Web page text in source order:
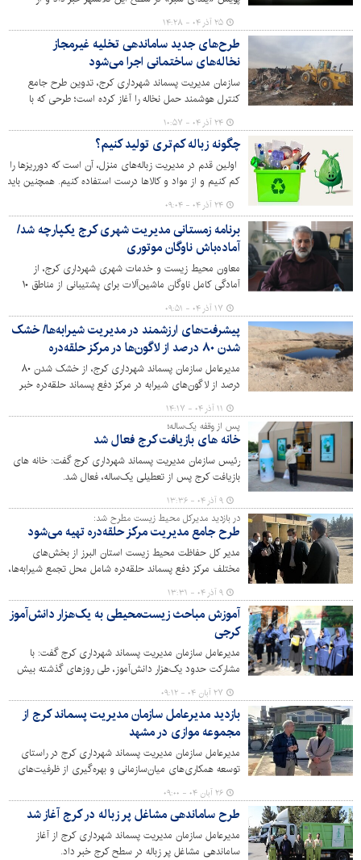
شهروندان دعوت کرد به این پویش بپیوندند.
۲۵ آذر ۰۴ - ۱۴:۲۸
طرح‌های جدید ساماندهی تخلیه غیرمجاز
نخاله‌های ساختمانی اجرا می‌شود
سازمان مدیریت پسماند شهرداری کرج، تدوین طرح جامع
کنترل هوشمند حمل نخاله را آغاز کرده است؛ طرحی که با
استفاده از فناوری‌های نوین و مشارکت شهروندان، امکان
ردیابی، نظارت و کنترل دقیق بر حمل و نقل نخاله‌ها را فراهم
خواهد کرد.
۲۴ آذر ۰۴ - ۱۰:۵۷
چگونه زباله کم‌تری تولید کنیم؟
اولین قدم در مدیریت زباله‌های منزل، آن است که دورریزها را
کم کنیم و از مواد و کالاها درست استفاده کنیم. همچنین باید
راه‌های استفاده مجدد را یاد بگیریم و در نهایت زباله‌های منزل
را تفکیک کنیم.
۲۴ آذر ۰۴ - ۰۹:۰۴
برنامه زمستانی مدیریت شهری کرج یکپارچه شد/
آماده‌باش ناوگان موتوری
معاون محیط زیست و خدمات شهری شهرداری کرج، از
آمادگی کامل ناوگان ماشین‌آلات برای پشتیبانی از مناطق ۱۰
گانه در عملیات زمستانی خبر داد و گفت: جلسه هماهنگی
برای این منظور برگزار شده است.
۱۷ آذر ۰۴ - ۰۹:۵۱
پیشرفت‌های ارزشمند در مدیریت شیرابه‌ها/ خشک
شدن ۸۰ درصد از لاگون‌ها در مرکز حلقه‌دره
مدیرعامل سازمان پسماند شهرداری کرج، از خشک شدن ۸۰
درصد از لاگون‌های شیرابه در مرکز دفع پسماند حلقه‌دره خبر
داد و اعلام کرد: در حال حاضر عملیات اجرایی ایزوله‌سازی و
تقویت دیواره حوضچه‌های ذخیره‌سازی با استفاده از
روش‌های علمی آغاز شده است.
۱۱ آذر ۰۴ - ۱۴:۱۷
پس از وقفه یک‌ساله؛
خانه های بازیافت کرج فعال شد
رئیس سازمان مدیریت پسماند شهرداری کرج گفت: خانه های
بازیافت کرج پس از تعطیلی یک‌ساله، فعال شد.
۹ آذر ۰۴ - ۱۳:۳۶
در بازدید مدیرکل محیط زیست مطرح شد:
طرح جامع مدیریت مرکز حلقه‌دره تهیه می‌شود
مدیر کل حفاظت محیط زیست استان البرز از بخش‌های
مختلف مرکز دفع پسماند حلقه‌دره شامل محل تجمع شیرابه‌ها،
دفن پسماند، خط تولید کمپوست، لندفیل مهندسی- بهداشتی
و بخش بی‌خطرسازی پسماندهای پزشکی بازدید کرد.
۹ آذر ۰۴ - ۱۳:۳۱
آموزش مباحث زیست‌محیطی به یک‌هزار دانش‌آموز
کرجی
مدیرعامل سازمان مدیریت پسماند شهرداری کرج گفت: با
مشارکت حدود یک‌هزار دانش‌آموز، طی روزهای گذشته بیش
از ۱۰ مدرسه تحت پوشش طرح‌های آموزشی سه‌شنبه‌های سبز
و مدرسه سبز- شهر پاک قرار گرفتند.
۲۷ آبان ۰۴ - ۰۹:۱۲
بازدید مدیرعامل سازمان مدیریت پسماند کرج از
مجموعه موازی در مشهد
مدیرعامل سازمان مدیریت پسماند شهرداری کرج در راستای
توسعه همکاری‌های میان‌سازمانی و بهره‌گیری از ظرفیت‌های
علمی و فنی شهرهای پیشرو، از مجموعه مدیریت پسماند
شهرداری مشهد بازدید کرد. این بازدید با هدف تبادل تجربیات،
آشنایی با فناوری‌های نوین و بررسی الگوهای موفق در حوزه
مدیریت پسماند انجام شد و طی آن بخش‌های مختلف این
مجموعه مورد ارزیابی و مطالعه قرار گرفت.
۲۶ آبان ۰۴ - ۰۹:۰۰
طرح ساماندهی مشاغل پر زباله در کرج آغاز شد
مدیرعامل سازمان مدیریت پسماند شهرداری کرج از آغاز
ساماندهی مشاغل پر زباله در سطح کرج خبر داد.